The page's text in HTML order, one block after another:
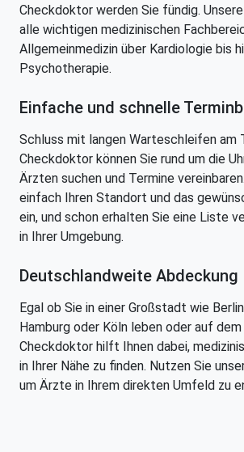
Checkdoktor werden Sie fündig.
alle wichtigen medizinischen
Allgemeinmedizin über Kardiologie bis
Psychotherapie.
Einfache und schnelle
Schluss mit langen Warteschleifen am
Checkdoktor können Sie rund um die
Ärzten suchen und Termine
einfach Ihren Standort und das
ein, und schon erhalten Sie eine Liste
in Ihrer Umgebung.
Deutschlandweite Abdeckung
Egal ob Sie in einer Großstadt wie
Hamburg oder Köln leben oder auf
Checkdoktor hilft Ihnen dabei,
in Ihrer Nähe zu finden. Nutzen Sie
um Ärzte in Ihrem direkten Umfeld zu